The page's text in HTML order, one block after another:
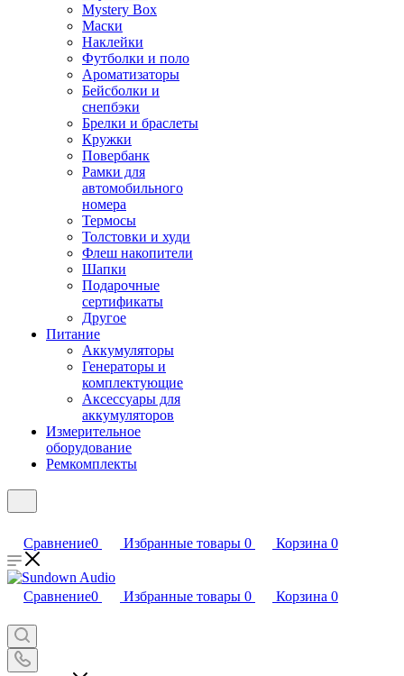
Mystery Box
Маски
Наклейки
Футболки и поло
Ароматизаторы
Бейсболки и
снепбэки
Брелки и браслеты
Кружки
Повербанк
Рамки для
автомобильного
номера
Термосы
Толстовки и худи
Флеш накопители
Шапки
Подарочные
сертификаты
Другое
Питание
Аккумуляторы
Генераторы и
комплектующие
Аксессуары для
аккумуляторов
Измерительное
оборудование
Ремкомплекты
Сравнение0 Избранные товары 0 Корзина 0
Сравнение0 Избранные товары 0 Корзина 0